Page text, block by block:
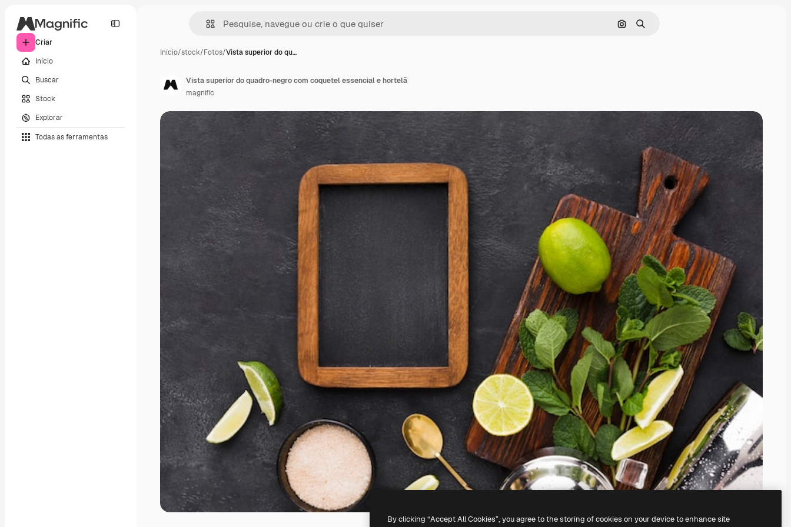
Criar
Início
Buscar
Stock
Explorar
Todas as ferramentas
Pesquisar por imagem
Buscar
Início/stock/Fotos/Vista superior do qu…
Vista superior do quadro-negro com coquetel essencial e hortelã
magnific
By clicking “Accept All Cookies”, you agree to the storing of cookies on your device to enhance site